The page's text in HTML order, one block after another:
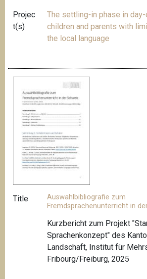
Projec
t(s)
The settling-in phase in
children and parents with
the local language
Title
Auswahlbibliografie zum
Fremdsprachenunterricht in
Kurzbericht zum Projekt
Sprachenkonzept" des
Landschaft, Institut für
Fribourg/Freiburg, 2025